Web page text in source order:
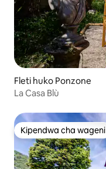
Fleti huko Ponzone
La Casa Blù
Kipendwa cha wageni
Kipendwa cha wageni